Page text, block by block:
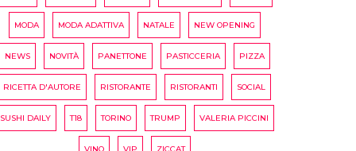
MODA MODA ADATTIVA NATALE NEW OPENING
NEWS NOVITÀ PANETTONE PASTICCERIA PIZZA
RICETTA D'AUTORE RISTORANTE RISTORANTI SOCIAL
SUSHI DAILY T18 TORINO TRUMP VALERIA PICCINI
VINO VIP ZICCAT